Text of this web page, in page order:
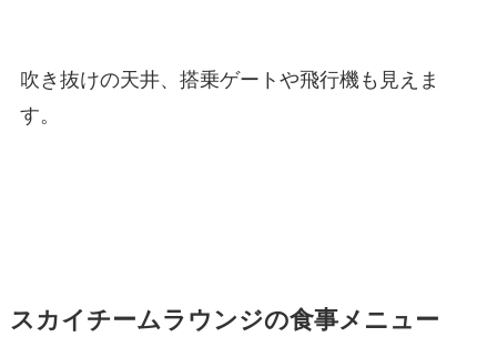
吹き抜けの天井、搭乗ゲートや飛行機も見えま
す。
スカイチームラウンジの食事メニュー